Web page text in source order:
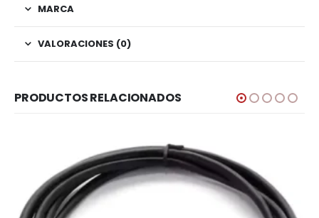
MARCA
VALORACIONES (0)
PRODUCTOS RELACIONADOS